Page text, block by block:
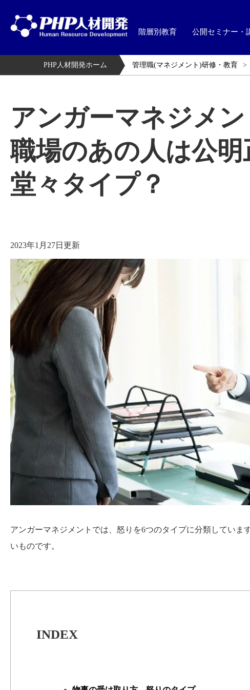
階層別教育 公開セミナー・
PHP人材開発ホーム 管理職(マネジメント)研修・教育
アンガーマネジメ
職場のあの人は公
堂々タイプ？
2023年1月27日更新
アンガーマネジメントでは、怒りを6つのタイプに分類してい
いものです。
INDEX